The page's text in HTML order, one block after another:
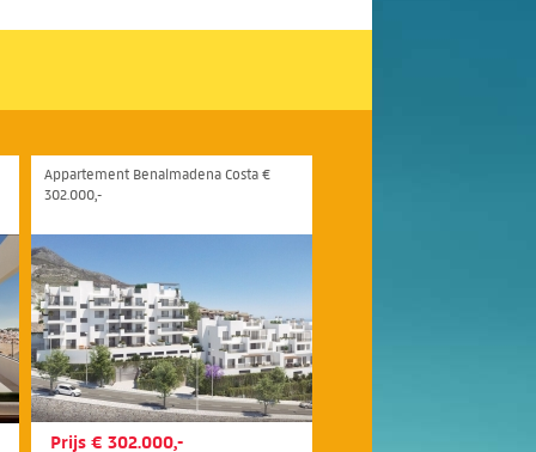
Appartement Benalmadena Costa €
302.000,-
Prijs € 302.000,-